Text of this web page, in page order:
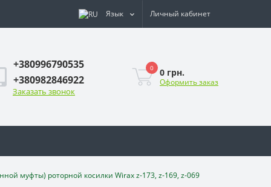
Язык Личный кабинет
+380996790535
+380982846922
Заказать звонок
0 0 грн.
Оформить заказ
муфты) роторной косилки Wirax z-173, z-169, z-069